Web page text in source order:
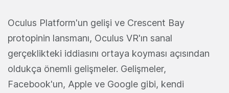
Oculus Platform'un gelişi ve Crescent Bay
protopinin lansmanı, Oculus VR'ın sanal
gerçeklikteki iddiasını ortaya koyması açısından
oldukça önemli gelişmeler. Gelişmeler,
Facebook'un, Apple ve Google gibi, kendi